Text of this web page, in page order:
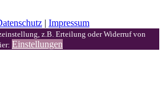
| Impressum
z.B. Erteilung oder Widerruf von
Einstellungen